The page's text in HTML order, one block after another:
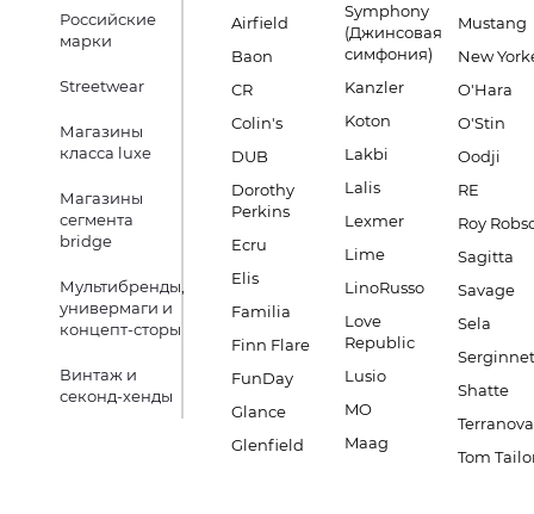
Российские
марки
Streetwear
Магазины
класса luxe
Магазины
сегмента
bridge
Мультибренды,
универмаги и
концепт-сторы
Винтаж и
секонд-хенды
Airfield
Baon
CR
Colin's
DUB
Dorothy
Perkins
Ecru
Elis
Familia
Finn Flare
FunDay
Glance
Glenfield
Symphony
(Джинсовая
симфония)
Kanzler
Koton
Lakbi
Lalis
Lexmer
Lime
LinoRusso
Love
Republic
Lusio
MO
Maag
Mustang
New
O'Hara
O'Stin
Oodji
RE
Roy
Sagitta
Savage
Sela
Shatte
Terranova
Tom